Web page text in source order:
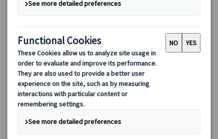
バチカン美術館予約入場＋システィーナ礼拝堂＆サン・ピエト
ロ大聖堂特別通路利用ツアー（午前/午後）
バチカン美術館とサン・ピエトロ大聖堂を訪れる午前ツアー。一
般入場よりも先に入場、日本語公認ガイドが見どころ作品を押さ
えながら、効率良いルートで広い館内をご案内します。